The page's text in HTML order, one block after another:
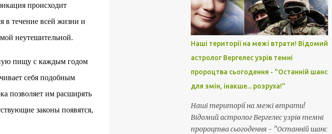
происходит
в течение всей жизни и
неутешительной.
пищу с каждым годом
себя подобным
позволяет им расширять
законы появятся,
Наші території на межі втрати! Відомий
астролог Вергелес узрів темні
пророцтва сьогодення - "Останній шанс
для змін, інакше... розруха!"
Наші території на межі втрати!
Відомий астролог Вергелес узрів темні
пророцтва сьогодення - "Останній шанс